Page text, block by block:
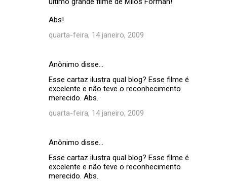
Abs!
quarta-feira, 14 janeiro, 2009
Anônimo disse…
Esse cartaz ilustra qual blog? Esse filme é
excelente e não teve o reconhecimento
merecido. Abs.
quarta-feira, 14 janeiro, 2009
Anônimo disse…
Esse cartaz ilustra qual blog? Esse filme é
excelente e não teve o reconhecimento
merecido. Abs.